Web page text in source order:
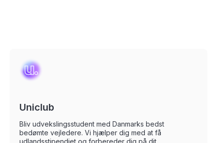
Uniclub
Bliv udvekslingsstudent med Danmarks bedst
bedømte vejledere. Vi hjælper dig med at få
udlandsstipendiet og forbereder dig på dit